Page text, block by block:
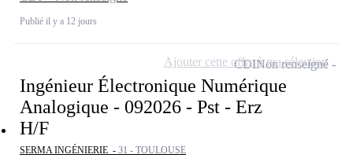
Publié il y a 12 jours
Ingénieur Électronique Numérique
Analogique - 092026 - Pst - Erz
H/F
SERMA INGÉNIERIE - 31 - TOULOUSE
CDINon renseigné
Ajouter cette offre à ma sélection